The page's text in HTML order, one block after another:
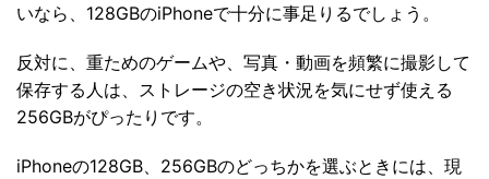
いなら、128GBのiPhoneで十分に事足りるでしょう。
反対に、重ためのゲームや、写真・動画を頻繁に撮影して
保存する人は、ストレージの空き状況を気にせず使える
256GBがぴったりです。
iPhoneの128GB、256GBのどっちかを選ぶときには、現